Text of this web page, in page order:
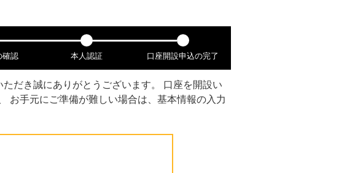
確認 本人認証 口座開設申込の完了
だき誠にありがとうございます。 口座を開設い
お手元にご準備が難しい場合は、基本情報の入力